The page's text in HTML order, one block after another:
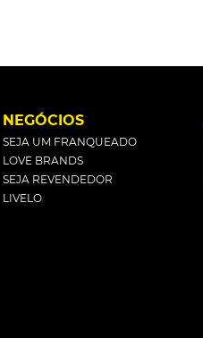
NEGÓCIOS
SEJA UM FRANQUEADO
LOVE BRANDS
SEJA REVENDEDOR
LIVELO